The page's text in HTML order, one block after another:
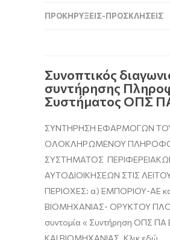
ΠΡΟΚΗΡΎΞΕΙΣ-ΠΡΟΣΚΛΉΣΕΙΣ
Συνοπτικός
συντήρησης
Συστήματος ΟΠΣ
ΣΥΝΤΗΡΗΣΗ ΕΦΑΡΜΟΓΩΝ
ΟΛΟΚΛΗΡΩΜΕΝΟΥ
ΣΥΣΤΗΜΑΤΟΣ
ΑΥΤΟΔΙΟΙΚΗΣΕΩΝ ΣΤΙΣ
ΠΕΡΙΟΧΕΣ: α) ΕΜΠΟΡΙΟΥ-ΑΕ
ΒΙΟΜΗΧΑΝΙΑΣ- ΟΡΥΚΤΟΥ
συντομία « Συντήρηση ΟΠΣ
ΚΑΙ ΒΙΟΜΗΧΑΝΙΑΣ. Κλικ εδώ…